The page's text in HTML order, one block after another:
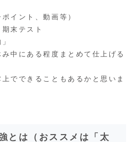
イント、動画等）
末テスト
中にある程度まとめて仕上げる
でできることもあるかと思いま
とは（おススメは「太